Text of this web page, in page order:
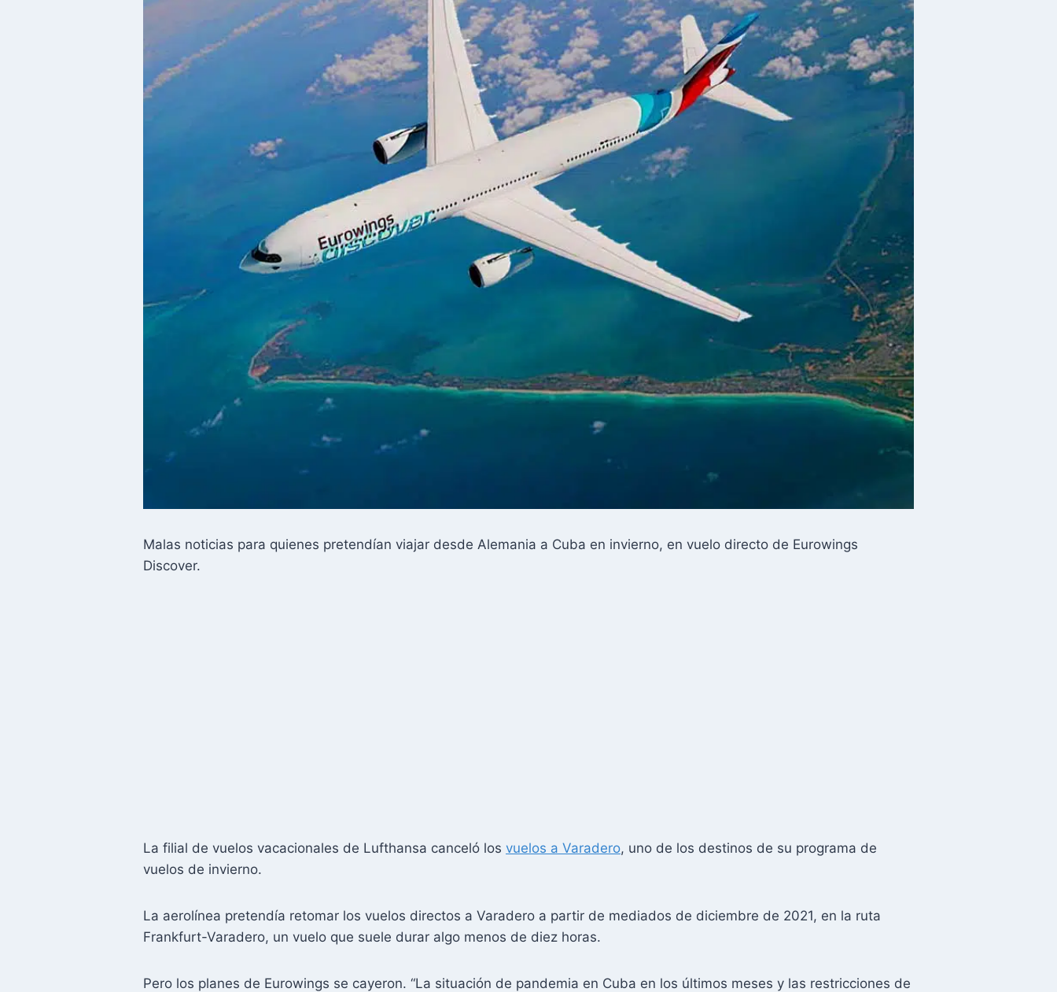
Malas noticias para quienes pretendían viajar desde Alemania a Cuba en invierno, en vuelo directo de Eurowings
Discover.
La filial de vuelos vacacionales de Lufthansa canceló los vuelos a Varadero, uno de los destinos de su programa de
vuelos de invierno.
La aerolínea pretendía retomar los vuelos directos a Varadero a partir de mediados de diciembre de 2021, en la ruta
Frankfurt-Varadero, un vuelo que suele durar algo menos de diez horas.
Pero los planes de Eurowings se cayeron. “La situación de pandemia en Cuba en los últimos meses y las restricciones de